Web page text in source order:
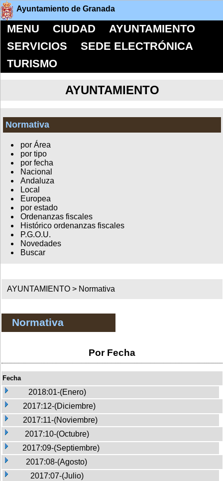
Ayuntamiento de Granada
MENU CIUDAD
AYUNTAMIENTO
SERVICIOS
SEDE ELECTRÓNICA
TURISMO
AYUNTAMIENTO
Normativa
por Área
por tipo
por fecha
Nacional
Andaluza
Local
Europea
por estado
Ordenanzas fiscales
Histórico ordenanzas fiscales
P.G.O.U.
Novedades
Buscar
AYUNTAMIENTO > Normativa
Normativa
Por Fecha
Fecha
2018:01-(Enero)
2017:12-(Diciembre)
2017:11-(Noviembre)
2017:10-(Octubre)
2017:09-(Septiembre)
2017:08-(Agosto)
2017:07-(Julio)